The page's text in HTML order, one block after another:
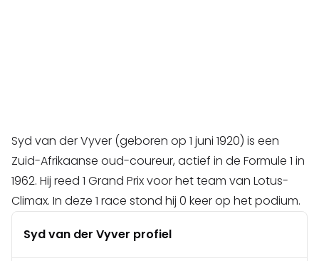
Syd van der Vyver (geboren op 1 juni 1920) is een
Zuid-Afrikaanse oud-coureur, actief in de Formule 1 in
1962. Hij reed 1 Grand Prix voor het team van Lotus-
Climax. In deze 1 race stond hij 0 keer op het podium.
Syd van der Vyver profiel